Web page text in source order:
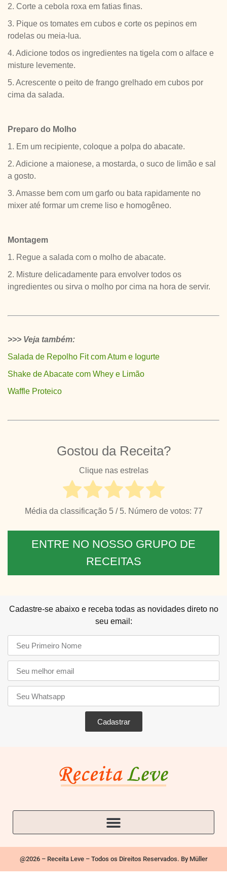
2. Corte a cebola roxa em fatias finas.
3. Pique os tomates em cubos e corte os pepinos em
rodelas ou meia-lua.
4. Adicione todos os ingredientes na tigela com o alface e
misture levemente.
5. Acrescente o peito de frango grelhado em cubos por
cima da salada.
Preparo do Molho
1. Em um recipiente, coloque a polpa do abacate.
2. Adicione a maionese, a mostarda, o suco de limão e sal
a gosto.
3. Amasse bem com um garfo ou bata rapidamente no
mixer até formar um creme liso e homogêneo.
Montagem
1. Regue a salada com o molho de abacate.
2. Misture delicadamente para envolver todos os
ingredientes ou sirva o molho por cima na hora de servir.
>>> Veja também:
Salada de Repolho Fit com Atum e Iogurte
Shake de Abacate com Whey e Limão
Waffle Proteico
Gostou da Receita?
Clique nas estrelas
Média da classificação 5/ 5. Número de votos: 77
ENTRE NO NOSSO GRUPO DE
RECEITAS
Cadastre-se abaixo e receba todas as novidades direto no
seu email:
Cadastrar
@2026 – Receita Leve – Todos os Direitos Reservados. By Müller